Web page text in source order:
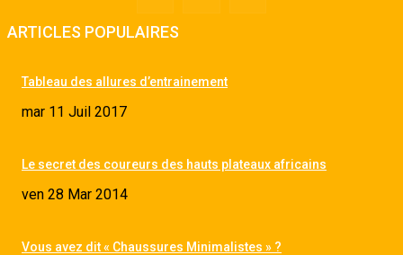
ARTICLES POPULAIRES
Tableau des allures d’entrainement
mar 11 Juil 2017
Le secret des coureurs des hauts plateaux africains
ven 28 Mar 2014
Vous avez dit « Chaussures Minimalistes » ?